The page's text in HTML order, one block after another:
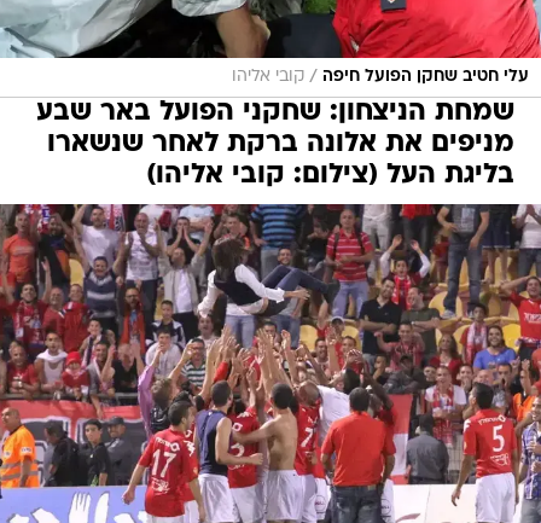
עלי חטיב שחקן הפועל חיפה / קובי אליהו
שמחת הניצחון: שחקני הפועל באר שבע
מניפים את אלונה ברקת לאחר שנשארו
בליגת העל (צילום: קובי אליהו)